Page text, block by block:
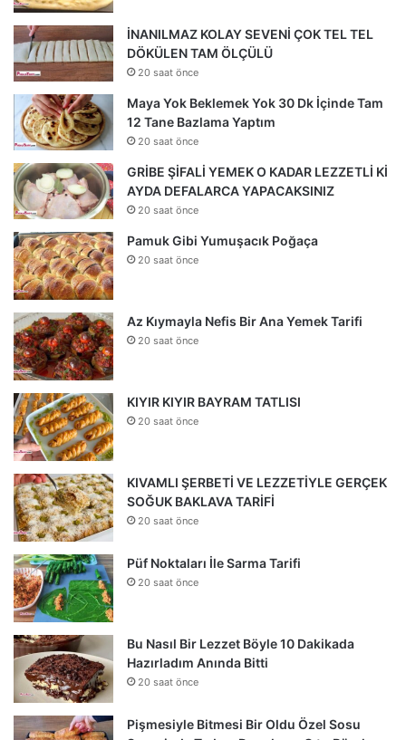
İNANILMAZ KOLAY SEVENİ ÇOK TEL TEL
DÖKÜLEN TAM ÖLÇÜLÜ
20 saat önce
Maya Yok Beklemek Yok 30 Dk İçinde Tam
12 Tane Bazlama Yaptım
20 saat önce
GRİBE ŞİFALİ YEMEK O KADAR LEZZETLİ Kİ
AYDA DEFALARCA YAPACAKSINIZ
20 saat önce
Pamuk Gibi Yumuşacık Poğaça
20 saat önce
Az Kıymayla Nefis Bir Ana Yemek Tarifi
20 saat önce
KIYIR KIYIR BAYRAM TATLISI
20 saat önce
KIVAMLI ŞERBETİ VE LEZZETİYLE GERÇEK
SOĞUK BAKLAVA TARİFİ
20 saat önce
Püf Noktaları İle Sarma Tarifi
20 saat önce
Bu Nasıl Bir Lezzet Böyle 10 Dakikada
Hazırladım Anında Bitti
20 saat önce
Pişmesiyle Bitmesi Bir Oldu Özel Sosu